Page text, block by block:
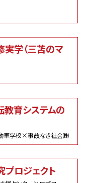
学（三苫のマ
育システムの
車学校×事故なき社会㈱
プロジェクト